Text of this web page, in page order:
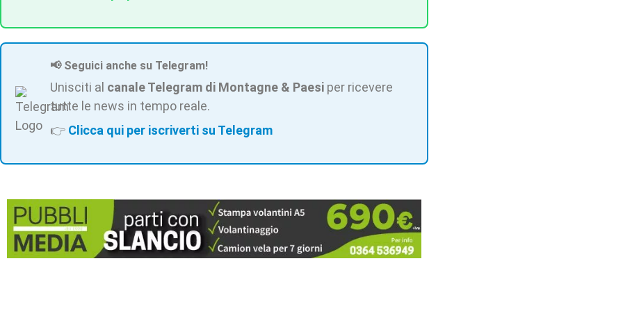
📢 Seguici anche su Telegram!
Unisciti al canale Telegram di Montagne & Paesi per ricevere
tutte le news in tempo reale.
👉 Clicca qui per iscriverti su Telegram